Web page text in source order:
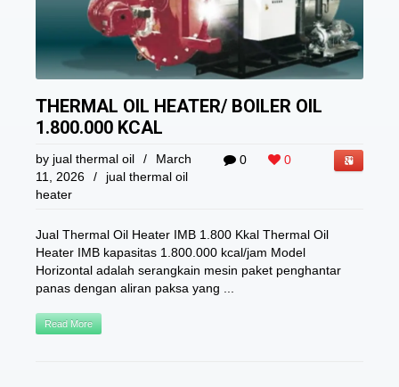
THERMAL OIL HEATER/ BOILER OIL
1.800.000 KCAL
0 0
by jual thermal oil /
March
11, 2026
/
jual thermal oil
heater
Jual Thermal Oil Heater IMB 1.800 Kkal Thermal Oil
Heater IMB kapasitas 1.800.000 kcal/jam Model
Horizontal adalah serangkain mesin paket penghantar
panas dengan aliran paksa yang ...
Read More